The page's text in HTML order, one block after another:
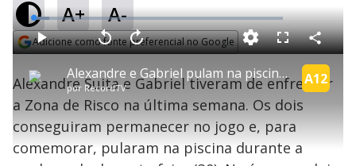
A+ A-
Adicione como fonte preferencial no Google
P
l
Alexandre e Gabriel pulam na piscina para comemorar permanência | A Grande Conquista
por RecordTV
A12
P V
t
a
r
0
e
g
u
n
d
A
n
ç
1
s
e
u
n
L
o
a
d
e
.
2
9
%
F
l
s
c
e
n
C
o
m
p
a
Alexandre Suita e Gabriel tiveram de enfrentar
a Zona de Risco na última semana. Os dois
conseguiram permanecer no jogo e, para
comemorar, pularam na piscina durante a